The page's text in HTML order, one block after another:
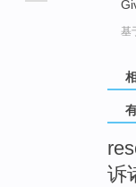
基
诉